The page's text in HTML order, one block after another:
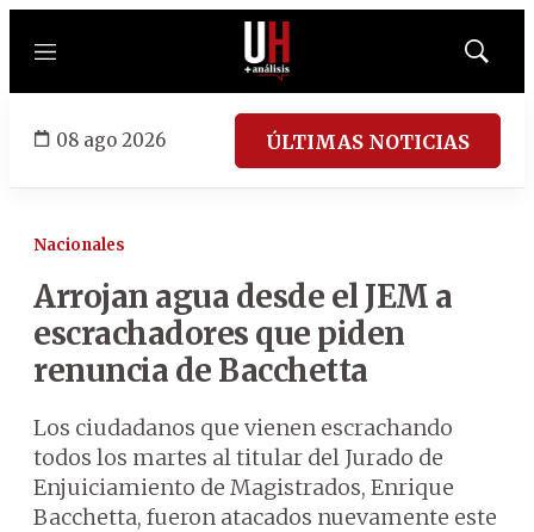
Menú
Mostrar
08 ago 2026 ÚLTIMAS NOTICIAS
Nacionales
Arrojan agua desde el JEM a
escrachadores que piden
renuncia de Bacchetta
Los ciudadanos que vienen escrachando
todos los martes al titular del Jurado de
Enjuiciamiento de Magistrados, Enrique
Bacchetta, fueron atacados nuevamente este